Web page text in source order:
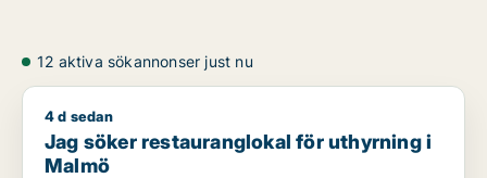
12 aktiva sökannonser just nu
Jag söker restauranglokal för uthyrning i Malmö
4 d sedan
Jag söker restauranglokal för uthyrning i
Malmö